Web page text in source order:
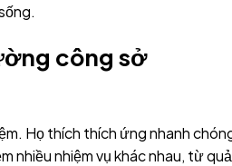
công sở
Họ thích thích ứng nhanh
nhiều nhiệm vụ khác nhau, từ